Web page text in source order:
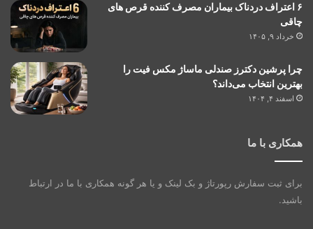
۶ اعتراف دردناک بیماران مصرف کننده قرص های
چاقی
خرداد ۹, ۱۴۰۵
چرا پرشین دکترز صندلی ماساژ مکس فیت را
بهترین انتخاب می‌داند؟
اسفند ۴, ۱۴۰۴
همکاری با ما
برای ثبت سفارش رپورتاژ و بک لینک و یا هر گونه همکاری با ما در ارتباط
باشید.